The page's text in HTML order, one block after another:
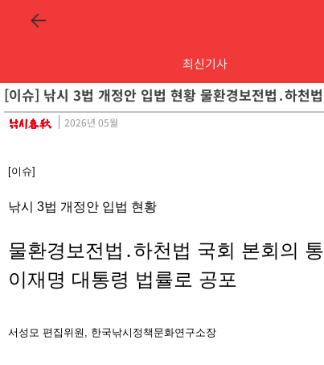
최신기사
[이슈] 낚시 3법 개정안 입법 현황 물환경보전법․하천
2026년 05월
[이슈]
낚시 3법 개정안 입법 현황
물환경보전법․하천법 국회 본회의
이재명 대통령 법률로 공포
서성모 편집위원, 한국낚시정책문화연구소장